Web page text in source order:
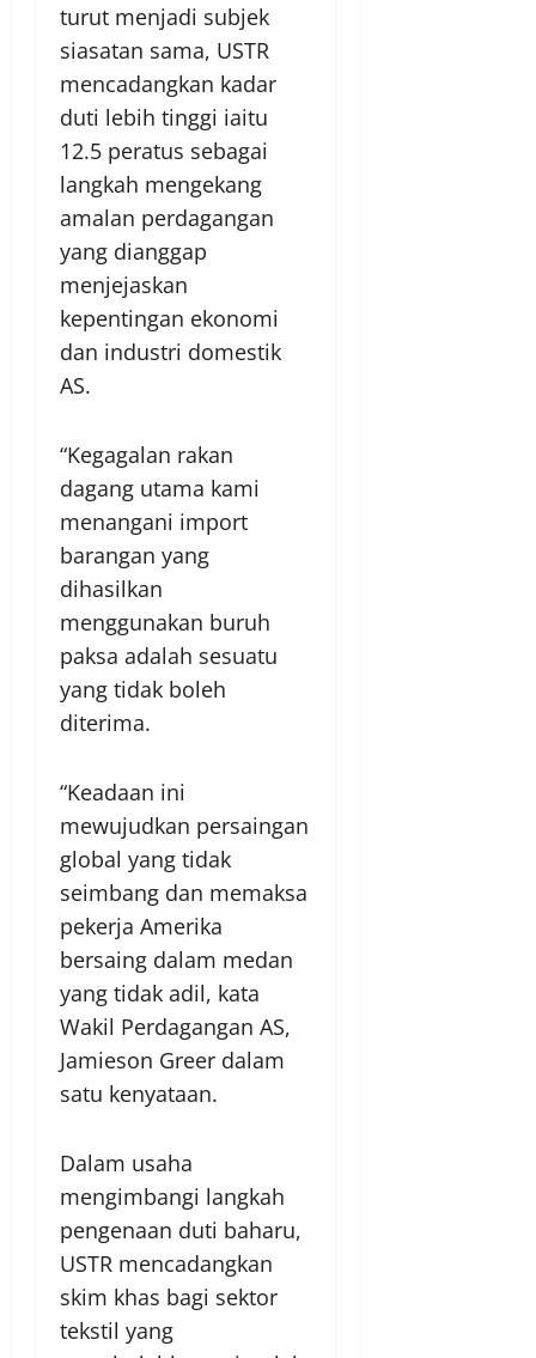
turut menjadi subjek
siasatan sama, USTR
mencadangkan kadar
duti lebih tinggi iaitu
12.5 peratus sebagai
langkah mengekang
amalan perdagangan
yang dianggap
menjejaskan
kepentingan ekonomi
dan industri domestik
AS.
“Kegagalan rakan
dagang utama kami
menangani import
barangan yang
dihasilkan
menggunakan buruh
paksa adalah sesuatu
yang tidak boleh
diterima.
“Keadaan ini
mewujudkan persaingan
global yang tidak
seimbang dan memaksa
pekerja Amerika
bersaing dalam medan
yang tidak adil, kata
Wakil Perdagangan AS,
Jamieson Greer dalam
satu kenyataan.
Dalam usaha
mengimbangi langkah
pengenaan duti baharu,
USTR mencadangkan
skim khas bagi sektor
tekstil yang